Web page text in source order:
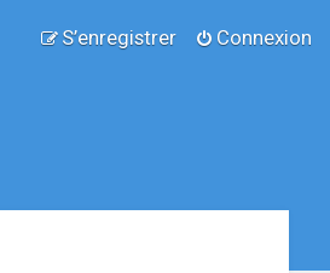
Connexion
S’enregistrer